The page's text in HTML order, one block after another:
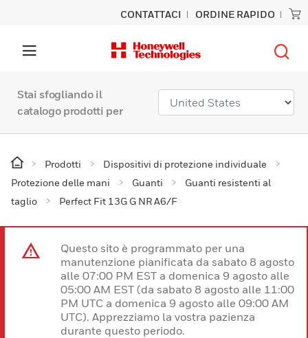
CONTATTACI ORDINE RAPIDO
Stai sfogliando il
catalogo prodotti per
Prodotti
Dispositivi di protezione individuale
Protezione delle mani
Guanti
Guanti resistenti al
taglio
Perfect Fit 13G G NR A6/F
Questo sito è programmato per una
manutenzione pianificata da sabato 8 agosto
alle 07:00 PM EST a domenica 9 agosto alle
05:00 AM EST (da sabato 8 agosto alle 11:00
PM UTC a domenica 9 agosto alle 09:00 AM
UTC). Apprezziamo la vostra pazienza
durante questo periodo.